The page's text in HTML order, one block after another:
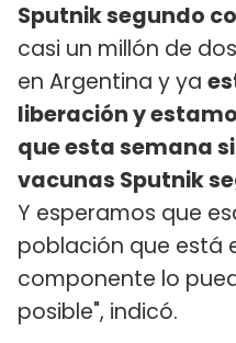
Sputnik segundo
casi un millón de
en Argentina y ya
liberación y
que esta semana
vacunas Sputnik
Y esperamos que
población que está
componente lo
posible", indicó.